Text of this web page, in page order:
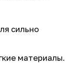
сильно
материалы.